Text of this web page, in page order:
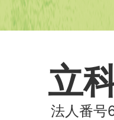
立
法人番